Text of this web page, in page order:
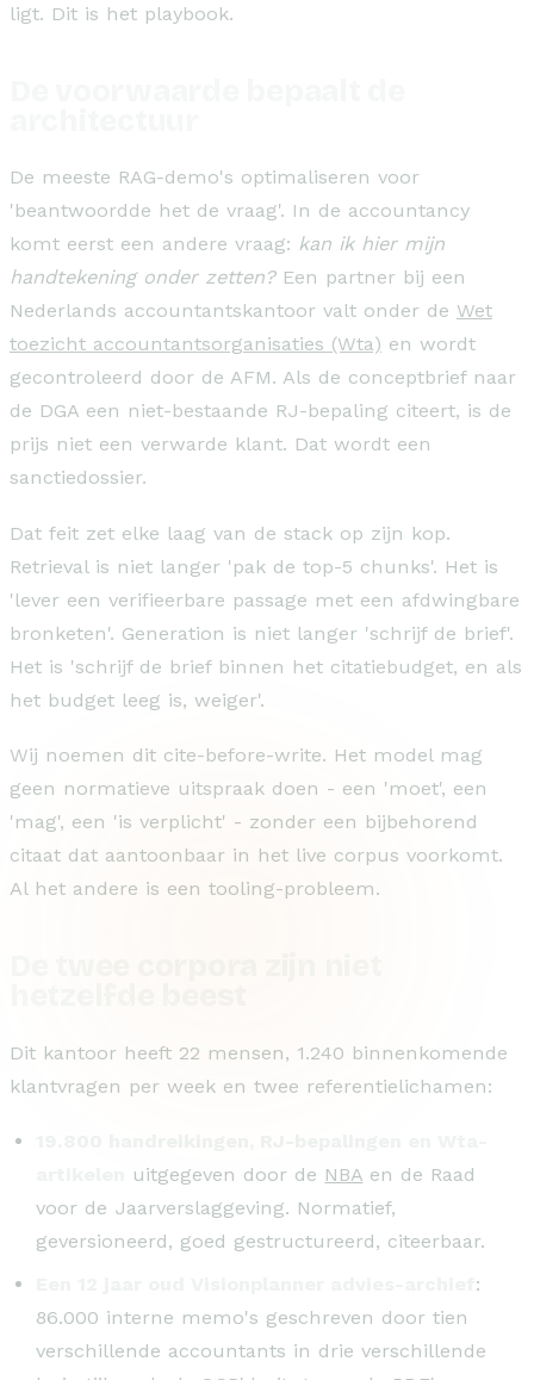
ligt. Dit is het playbook.
De meeste RAG-demo's optimaliseren voor
'beantwoordde het de vraag'. In de accountancy
komt eerst een andere vraag: kan ik hier mijn
handtekening onder zetten?Een partner bij een
Nederlands accountantskantoor valt onder de Wet
toezicht accountantsorganisaties (Wta) en wordt
gecontroleerd door de AFM. Als de conceptbrief naar
de DGA een niet-bestaande RJ-bepaling citeert, is de
prijs niet een verwarde klant. Dat wordt een
sanctiedossier.
Dat feit zet elke laag van de stack op zijn kop.
Retrieval is niet langer 'pak de top-5 chunks'. Het is
'lever een verifieerbare passage met een afdwingbare
bronketen'. Generation is niet langer 'schrijf de brief'.
Het is 'schrijf de brief binnen het citatiebudget, en als
het budget leeg is, weiger'.
Wij noemen dit cite-before-write. Het model mag
geen normatieve uitspraak doen - een 'moet', een
'mag', een 'is verplicht' - zonder een bijbehorend
citaat dat aantoonbaar in het live corpus voorkomt.
Al het andere is een tooling-probleem.
Dit kantoor heeft 22 mensen, 1.240 binnenkomende
klantvragen per week en twee referentielichamen:
uitgegeven door de NBA en de Raad
voor de Jaarverslaggeving. Normatief,
geversioneerd, goed gestructureerd, citeerbaar.
:
86.000 interne memo's geschreven door tien
verschillende accountants in drie verschillende